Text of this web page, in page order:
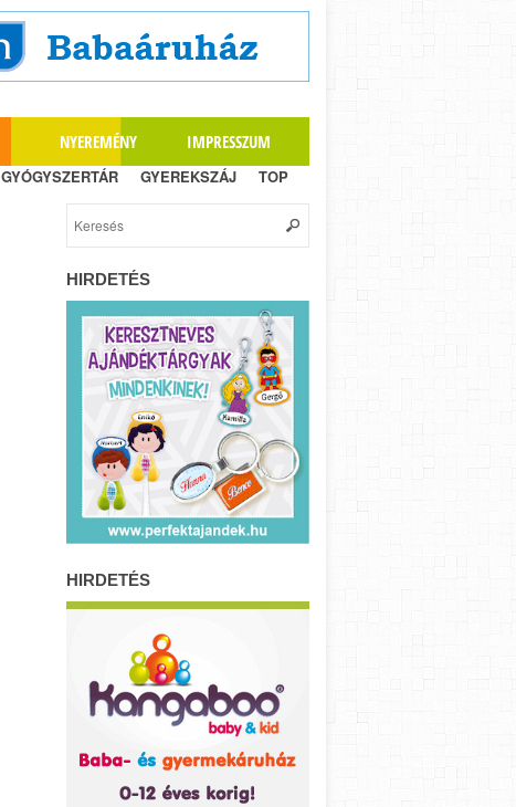
NYEREMÉNY IMPRESSZUM
GYÓGYSZERTÁR GYEREKSZÁJ TOP
HIRDETÉS
HIRDETÉS